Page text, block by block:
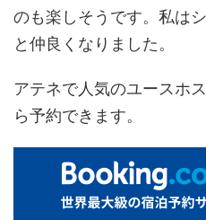
のも楽しそうです。私は
と仲良くなりました。
アテネで人気のユースホス
ら予約できます。